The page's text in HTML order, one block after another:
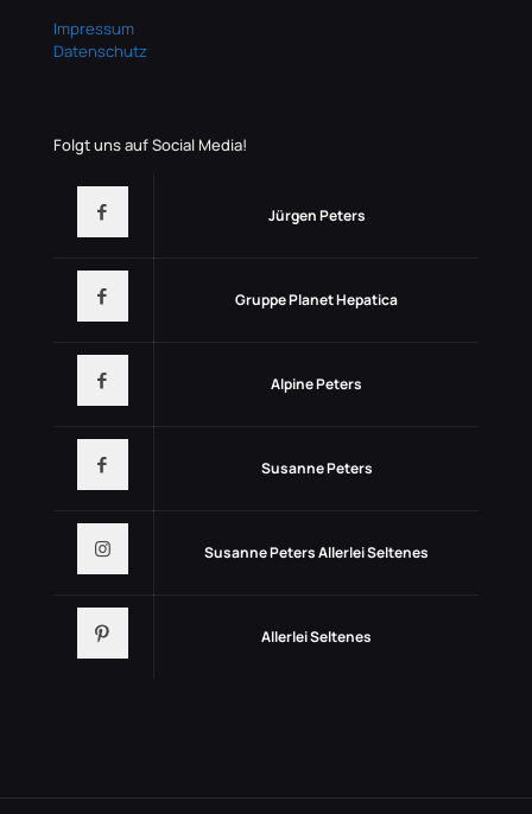
Impressum
Datenschutz
Folgt uns auf Social Media!
Jürgen Peters
Gruppe Planet Hepatica
Alpine Peters
Susanne Peters
Susanne Peters Allerlei Seltenes
Allerlei Seltenes